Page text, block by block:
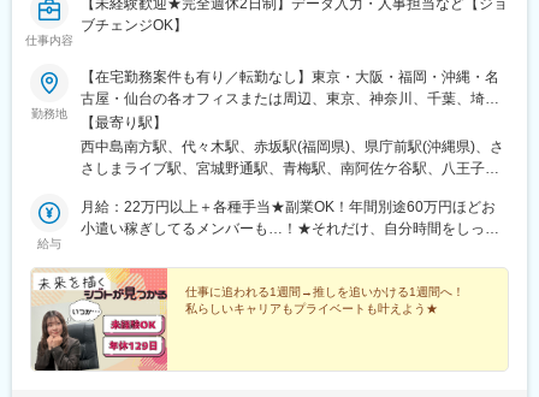
京都)、秋葉原駅、神泉駅、蔵前駅、とうきょうスカイツリー駅、
西日暮里駅、新日本橋駅、浜松町駅、日比谷駅、高島町駅、桜木
大通り駅、早雲山駅、千葉駅、舞浜駅、西船橋駅、成田駅、京成
船橋駅、初富駅、中浦和駅、春日部駅、東武日光駅、今市駅、中
央前橋駅、西中島南方駅、大阪梅田駅(阪神線)、阿倍野駅(地下
鉄)、鴫野駅、大阪難波駅、大阪上本町駅、新今宮駅、大阪ビジネ
スパーク駅、四ツ橋駅、公園東口駅、本町駅、山陽姫路駅、三宮
駅(神戸市営)、みなと元町駅、鳴尾・武庫川女子大前駅、中山観音
駅、宝塚南口駅、嵐電嵯峨駅、嵯峨嵐山駅、京都河原町駅、丸太
町駅(京都市営)、山科駅、宇治駅(京阪線)、四条駅(京都市営)、八
津京駅、田中口駅、名鉄名古屋駅、久屋大通駅、東別院駅、新豊
橋駅、大曽根駅、大須観音駅、浅間町駅、伊勢市駅、中之郷駅、
あすなろう四日市駅、桑名駅、志摩横山駅、三島広小路駅、新浜
松駅、新静岡駅、古庄駅、吉原本町駅、祇園駅(福岡県)、九州鉄道
記念館駅、西鉄福岡駅、香椎駅、西鉄千早駅、二日市駅、呉服町
駅(福岡県)、高見橋駅、鹿児島駅前駅、中洲通駅、熊本駅前駅、人
仕事内容
【未経験歓迎★完全週休2日制】データ入力・人事担当など【ジョ
ブチェンジOK】
勤務地
【在宅勤務案件も有り／転勤なし】東京・大阪・福岡・沖縄・名
古屋・仙台の各オフィスまたは周辺、東京、神奈川、千葉、埼
玉、宮城、愛知、岐阜、静岡、三重、大阪、京都、兵庫、奈良、
滋賀、和歌山、福岡、佐賀、長崎、熊本、大分、宮崎、鹿児島、
沖縄の各勤務先★20名以上を採用予定！★豊富な選択肢の中か
界、旅行、美容、Webマーケターなど大手企業を含む様々な企
業。そのため色んな業界・職種へのチャレンジができます♪★受動
【最寄り駅】
西中島南方駅、代々木駅、赤坂駅(福岡県)、県庁前駅(沖縄県)、さ
さしまライブ駅、宮城野通駅、青梅駅、南阿佐ケ谷駅、八王子
駅、高輪台駅、芝公園駅、新橋駅、赤坂駅(東京都)、大門駅(東京
都)、日暮里駅(舎人ライナー)、三鷹駅、恵比寿駅、広尾駅、渋谷
駅(東京都)、末広町駅(東京都)、東京駅、九段下駅、麹町駅、神保
町駅、神田駅(東京都)、飯田橋駅、有楽町駅、綾瀬駅、北千住駅、
上野御徒町駅、蒲田駅、大森駅(東京都)、東銀座駅、日本橋駅(東
京都)、三越前駅、小伝馬町駅、八丁堀駅(東京都)、中野坂上駅、
中野駅(東京都)、町田駅、目黒駅、立会川駅、五反田駅、井の頭公
給与
月給：22万円以上＋各種手当★副業OK！年間別途60万円ほどお
小遣い稼ぎしてるメンバーも…！★それだけ、自分時間をしっか
自分の為の時間を過ごしてください♪ ※経験・能力を考慮の上、
当社規定により優遇いたします。※月給には一律の職務手当（3万
5,000円）を含みます。
仕事に追われる1週間→推しを追いかける1週間へ！
私らしいキャリアもプライベートも叶えよう★